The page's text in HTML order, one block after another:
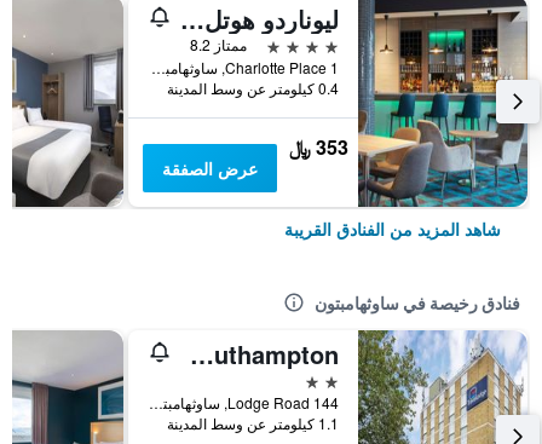
ليوناردو هوتل سوثامبتون
4 نجوم
ممتاز 8.2
1 Charlotte Place, ساوثهامبتون, المملكة المتحدة
0.4 كيلومتر عن وسط المدينة
353 ﷼
عرض الصفقة
شاهد المزيد من الفنادق القريبة
فنادق رخيصة في ساوثهامبتون
Travelodge Southampton
2 نجمتين
144 Lodge Road, ساوثهامبتون, المملكة المتحدة
1.1 كيلومتر عن وسط المدينة